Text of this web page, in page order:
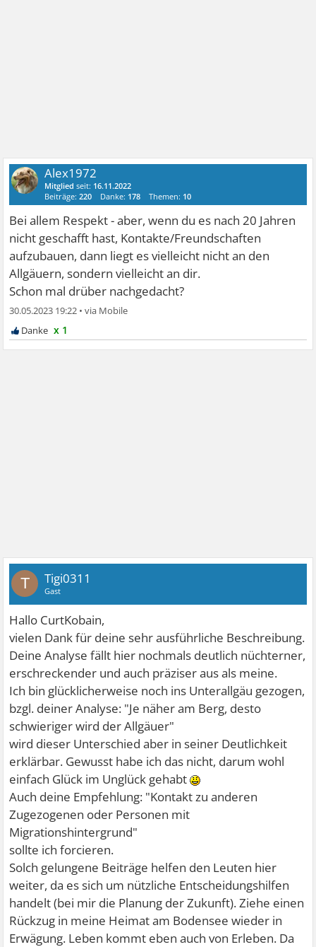
Alex1972
Mitglied seit: 16.11.2022
Beiträge:220 Danke: 178 Themen: 10
Bei allem Respekt - aber, wenn du es nach 20 Jahren
nicht geschafft hast, Kontakte/Freundschaften
aufzubauen, dann liegt es vielleicht nicht an den
Allgäuern, sondern vielleicht an dir.
Schon mal drüber nachgedacht?
30.05.2023 19:22 •
x 1
T Tigi0311
Gast
Hallo CurtKobain,
vielen Dank für deine sehr ausführliche Beschreibung.
Deine Analyse fällt hier nochmals deutlich nüchterner,
erschreckender und auch präziser aus als meine.
Ich bin glücklicherweise noch ins Unterallgäu gezogen,
bzgl. deiner Analyse: "Je näher am Berg, desto
schwieriger wird der Allgäuer"
wird dieser Unterschied aber in seiner Deutlichkeit
erklärbar. Gewusst habe ich das nicht, darum wohl
einfach Glück im Unglück gehabt
Auch deine Empfehlung: "Kontakt zu anderen
Zugezogenen oder Personen mit
Migrationshintergrund"
sollte ich forcieren.
Solch gelungene Beiträge helfen den Leuten hier
weiter, da es sich um nützliche Entscheidungshilfen
handelt (bei mir die Planung der Zukunft). Ziehe einen
Rückzug in meine Heimat am Bodensee wieder in
Erwägung. Leben kommt eben auch von Erleben. Da